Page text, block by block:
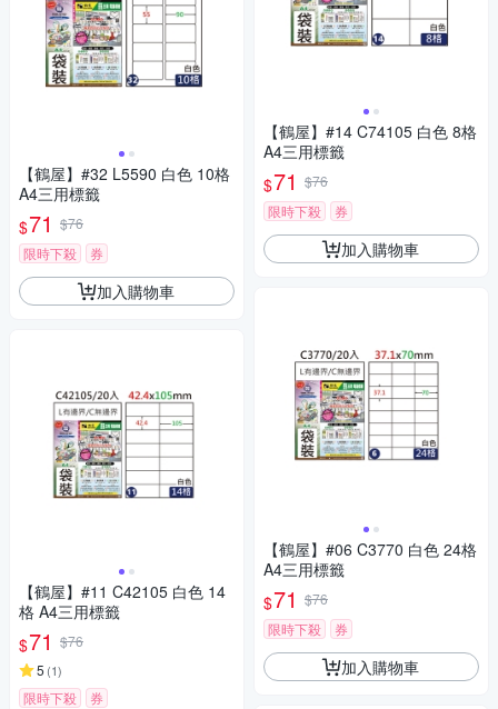
【鶴屋】#32 L5590 白色 10格
A4三用標籤
$71 $76
限時下殺
券
加入購物車
【鶴屋】#11 C42105 白色 14
格 A4三用標籤
$71 $76
5 (1)
限時下殺 券
【鶴屋】#14 C74105 白色 8格
A4三用標籤
$71 $76
限時下殺
券
加入購物車
【鶴屋】#06 C3770 白色 24格
A4三用標籤
$71 $76
限時下殺
券
加入購物車